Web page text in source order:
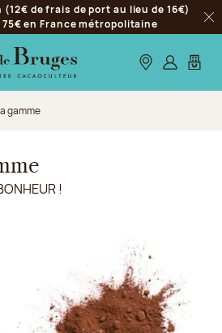
de frais de port au lieu de 16€)
en France métropolitaine
Nos boutiques
S’identifier
Mon
gamme
!